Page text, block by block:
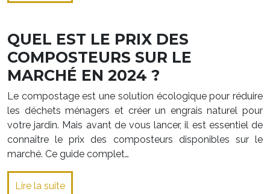
QUEL EST LE PRIX DES
COMPOSTEURS SUR LE
MARCHÉ EN 2024 ?
Le compostage est une solution écologique pour réduire
les déchets ménagers et créer un engrais naturel pour
votre jardin. Mais avant de vous lancer, il est essentiel de
connaître le prix des composteurs disponibles sur le
marché. Ce guide complet…
Lire la suite